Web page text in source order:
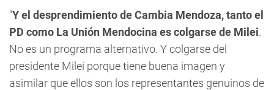
"Y el desprendimiento de Cambia Mendoza, tanto el
PD como La Unión Mendocina es colgarse de Milei.
No es un programa alternativo. Y colgarse del
presidente Milei porque tiene buena imagen y
asimilar que ellos son los representantes genuinos de